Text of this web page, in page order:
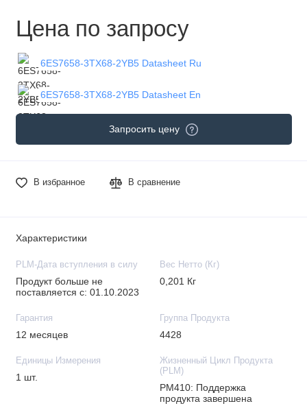
Цена по запросу
6ES7658-3TX68-2YB5 Datasheet Ru
6ES7658-3TX68-2YB5 Datasheet En
Запросить цену
В избранное В сравнение
Характеристики
PLM-Дата вступления в силу
Продукт больше не
поставляется с: 01.10.2023
Вес Нетто (Кг)
0,201 Кг
Гарантия
12 месяцев
Группа Продукта
4428
Единицы Измерения
1 шт.
Жизненный Цикл Продукта
(PLM)
PM410: Поддержка
продукта завершена